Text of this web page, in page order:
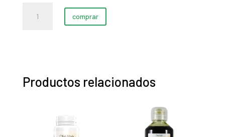
comprar
Productos relacionados